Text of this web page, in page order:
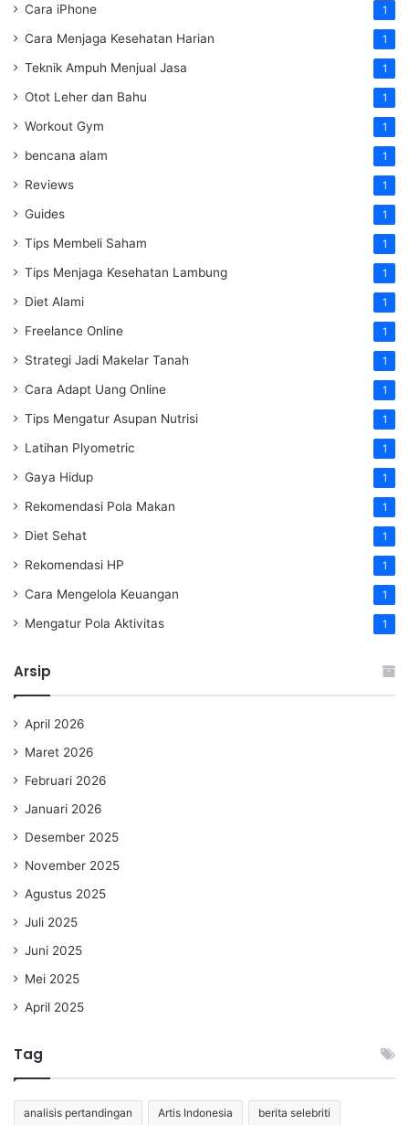
Cara iPhone 1
Cara Menjaga Kesehatan Harian 1
Teknik Ampuh Menjual Jasa 1
Otot Leher dan Bahu 1
Workout Gym 1
bencana alam 1
Reviews 1
Guides 1
Tips Membeli Saham 1
Tips Menjaga Kesehatan Lambung 1
Diet Alami 1
Freelance Online 1
Strategi Jadi Makelar Tanah 1
Cara Adapt Uang Online 1
Tips Mengatur Asupan Nutrisi 1
Latihan Plyometric 1
Gaya Hidup 1
Rekomendasi Pola Makan 1
Diet Sehat 1
Rekomendasi HP 1
Cara Mengelola Keuangan 1
Mengatur Pola Aktivitas 1
Arsip
April 2026
Maret 2026
Februari 2026
Januari 2026
Desember 2025
November 2025
Agustus 2025
Juli 2025
Juni 2025
Mei 2025
April 2025
Tag
analisis pertandingan Artis Indonesia berita selebriti